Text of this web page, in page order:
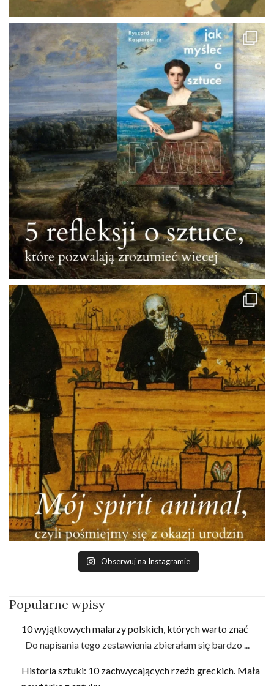
Obserwuj na Instagramie
Popularne wpisy
10 wyjątkowych malarzy polskich, których warto znać
Do napisania tego zestawienia zbierałam się bardzo ...
Historia sztuki: 10 zachwycających rzeźb greckich. Mała